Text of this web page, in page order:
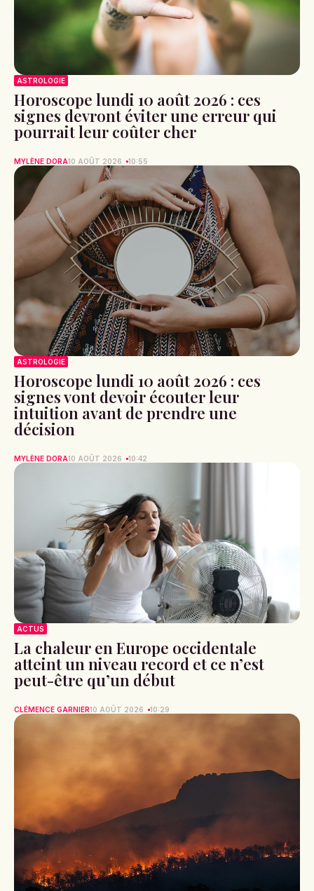
ASTROLOGIE
Horoscope lundi 10 août 2026 : ces
signes devront éviter une erreur qui
pourrait leur coûter cher
MYLÈNE DORA10 AOÛT 2026 10:55
ASTROLOGIE
Horoscope lundi 10 août 2026 : ces
signes vont devoir écouter leur
intuition avant de prendre une
décision
MYLÈNE DORA10 AOÛT 2026 10:42
ACTUS
La chaleur en Europe occidentale
atteint un niveau record et ce n’est
peut-être qu’un début
CLÉMENCE GARNIER10 AOÛT 2026 10:29